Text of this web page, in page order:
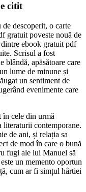
citit
descoperit, o carte
gratuit poveste nouă de
dintre ebook gratuit pdf
Scrisul a fost
blândă, apăsătoare care
lume de minune și
un sentiment de
evenimente care
în cele din urmă
literaturii contemporane.
de ani, și relația sa
de mod în care o bună
fugi ale lui Manuel să
un memento oportun
cum ar fi simțul hârtiei